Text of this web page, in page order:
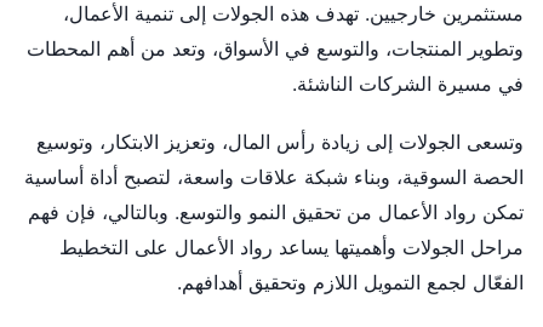
مستثمرين خارجيين. تهدف هذه الجولات إلى تنمية الأعمال،
وتطوير المنتجات، والتوسع في الأسواق، وتعد من أهم المحطات
في مسيرة الشركات الناشئة.
وتسعى الجولات إلى زيادة رأس المال، وتعزيز الابتكار، وتوسيع
الحصة السوقية، وبناء شبكة علاقات واسعة، لتصبح أداة أساسية
تمكن رواد الأعمال من تحقيق النمو والتوسع. وبالتالي، فإن فهم
مراحل الجولات وأهميتها يساعد رواد الأعمال على التخطيط
الفعّال لجمع التمويل اللازم وتحقيق أهدافهم.